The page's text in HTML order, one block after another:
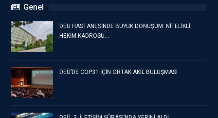
Genel
DEÜ HASTANESİNDE BÜYÜK DÖNÜŞÜM: NİTELİKLİ
HEKİM KADROSU…
DEÜ’DE COP31 İÇİN ORTAK AKIL BULUŞMASI